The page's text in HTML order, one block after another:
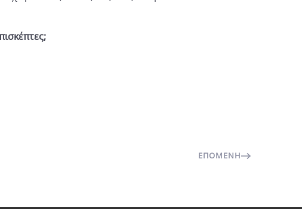
ΕΠΌΜΕΝΗ